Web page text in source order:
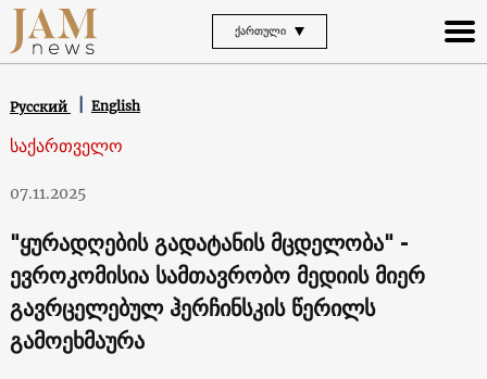
ᲥᲐᲠᲗᲣᲚᲘ
Русский English
საქართველო
07.11.2025
"ყურადღების გადატანის მცდელობა" -
ევროკომისია სამთავრობო მედიის მიერ
გავრცელებულ ჰერჩინსკის წერილს
გამოეხმაურა